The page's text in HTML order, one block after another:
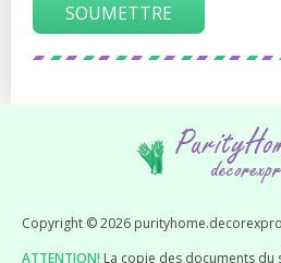
SOUMETTRE
Copyright © 2026
ATTENTION! La copie des documents du